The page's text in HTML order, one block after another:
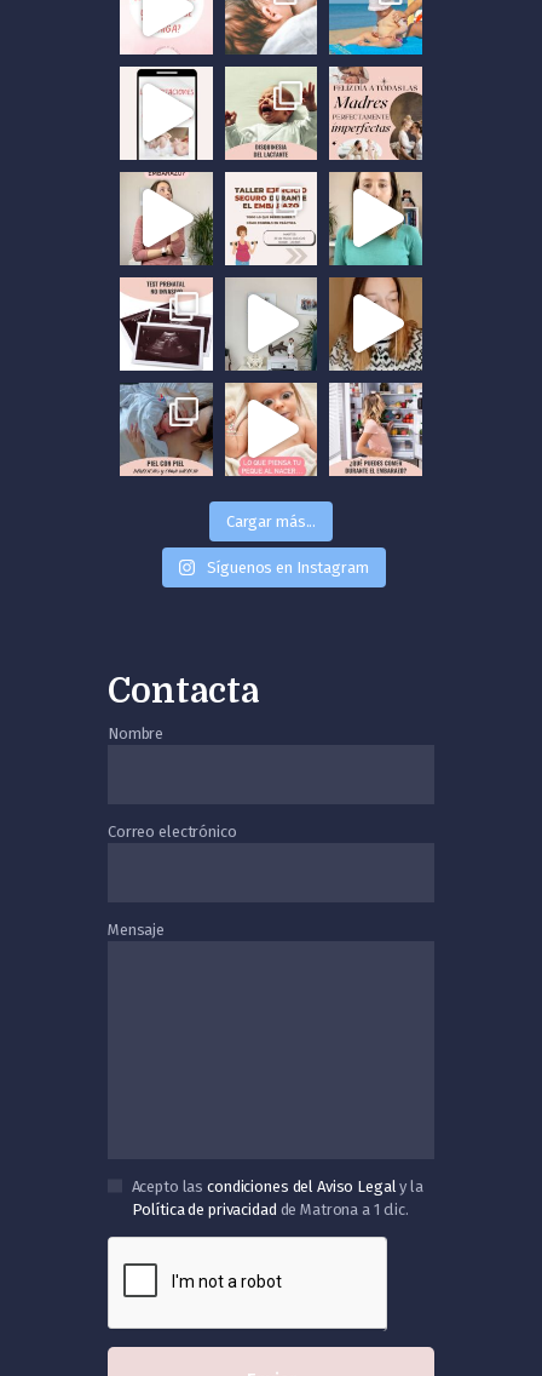
Cargar más...
Síguenos en Instagram
Contacta
Nombre
Correo electrónico
Mensaje
Acepto lascondiciones del Aviso Legal y la
Política de privacidad de Matrona a 1 clic.